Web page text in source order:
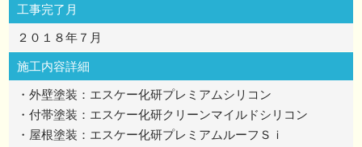
工事完了月
２０１８年７月
施工内容詳細
・外壁塗装：エスケー化研プレミアムシリコン
・付帯塗装：エスケー化研クリーンマイルドシリコン
・屋根塗装：エスケー化研プレミアムルーフＳｉ